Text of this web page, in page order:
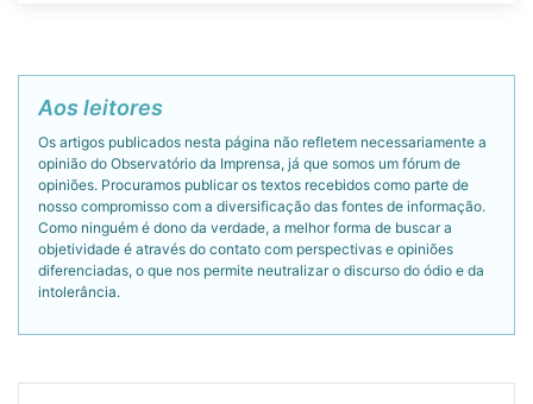
Aos leitores
Os artigos publicados nesta página não refletem necessariamente a
opinião do Observatório da Imprensa, já que somos um fórum de
opiniões. Procuramos publicar os textos recebidos como parte de
nosso compromisso com a diversificação das fontes de informação.
Como ninguém é dono da verdade, a melhor forma de buscar a
objetividade é através do contato com perspectivas e opiniões
diferenciadas, o que nos permite neutralizar o discurso do ódio e da
intolerância.